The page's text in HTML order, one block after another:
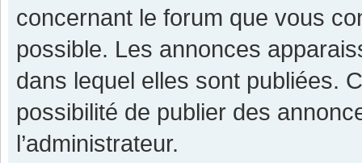
concernant le forum que vous
possible. Les annonces
dans lequel elles sont publiées.
possibilité de publier des
l’administrateur.